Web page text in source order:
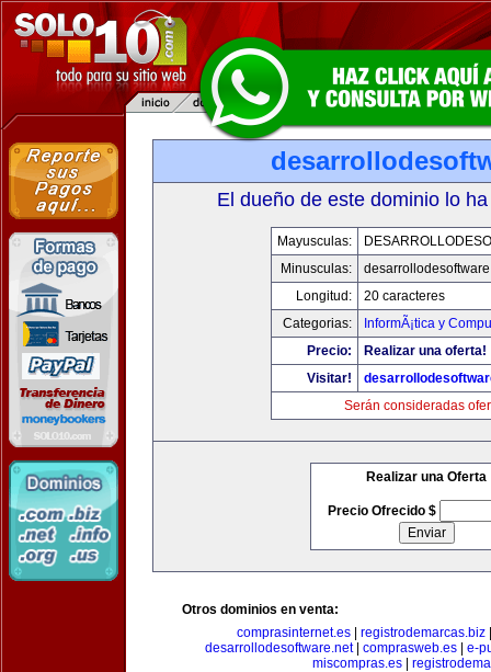
El dueño de este dominio lo
Mayusculas:
Minusculas:
Longitud:
20 caracteres
Categorias:
InformÃ¡tica y
Precio:
Realizar una oferta!
Visitar!
Serán consideradas
Realizar una Oferta
Precio Ofrecido $
Otros dominios en venta:
comprasinternet.es
registrodemarcas.biz
desarrollodesoftware.net| comprasweb.es| e-
miscompras.es